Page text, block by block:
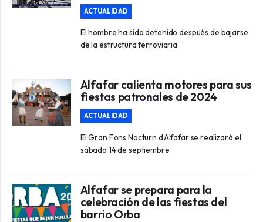
ACTUALIDAD
El hombre ha sido detenido después de bajarse
de la estructura ferroviaria
Alfafar calienta motores para sus
fiestas patronales de 2024
ACTUALIDAD
El Gran Fons Nocturn d’Alfafar se realizará el
sábado 14 de septiembre
Alfafar se prepara para la
celebración de las fiestas del
barrio Orba